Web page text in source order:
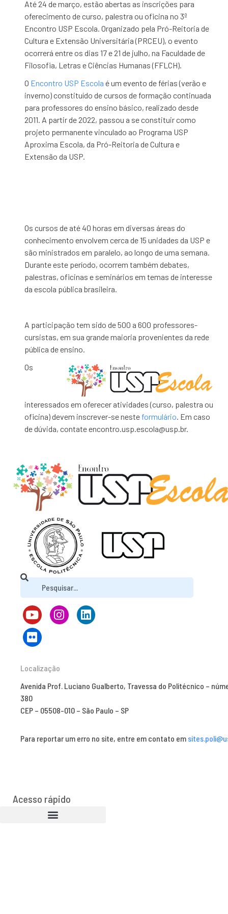
Até 24 de março, estão abertas as inscrições para
oferecimento de curso, palestra ou oficina no 3º
Encontro USP Escola. Organizado pela Pró-Reitoria de
Cultura e Extensão Universitária (PRCEU), o evento
ocorrerá entre os dias 17 e 21 de julho, na Faculdade de
Filosofia, Letras e Ciências Humanas (FFLCH).
O Encontro USP Escola é um evento de férias (verão e
inverno) constituído de cursos de formação continuada
para professores do ensino básico, realizado desde
2011. A partir de 2022, passou a se constituir como
projeto permanente vinculado ao Programa USP
Aproxima Escola, da Pró-Reitoria de Cultura e
Extensão da USP.
Os cursos de até 40 horas em diversas áreas do
conhecimento envolvem cerca de 15 unidades da USP e
são ministrados em paralelo, ao longo de uma semana.
Durante este período, ocorrem também debates,
palestras, oficinas e seminários em temas de interesse
da escola pública brasileira.
A participação tem sido de 500 a 600 professores-
cursistas, em sua grande maioria provenientes da rede
pública de ensino.
Os
interessados em oferecer atividades (curso, palestra ou
oficina) devem inscrever-se neste formulário . Em caso
de dúvida, contate encontro.usp.escola@usp.br.
Localização
Avenida Prof. Luciano Gualberto, Travessa do Politécnico –
380
CEP – 05508-010 – São Paulo – SP
Para reportar um erro no site, entre em contato em
Acesso rápido